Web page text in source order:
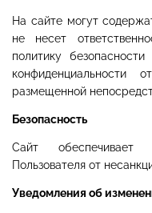
На сайте могут
не несет
политику
конфиденциальности
размещенной
Безопасность
Сайт обеспечивает
Пользователя от
Уведомления об